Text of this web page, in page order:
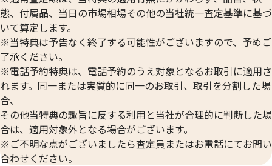
18金 (K18) コンビ K18 Pt900 イヤリング
参考買取価格
ASK
態、付属品、当日の市場相場その他の当社統一査定基準に基づ
いて算定します。
※当特典は予告なく終了する可能性がございますので、予めご
了承ください。
※電話予約特典は、電話予約のうえ対象となるお取引に適用さ
れます。同一または実質的に同一のお取引、取引を分割した場
合、
その他当特典の趣旨に反する利用と当社が合理的に判断した場
合は、適用対象外となる場合がございます。
※ご不明な点がございましたら査定員またはお電話にてお問い
合わせください。